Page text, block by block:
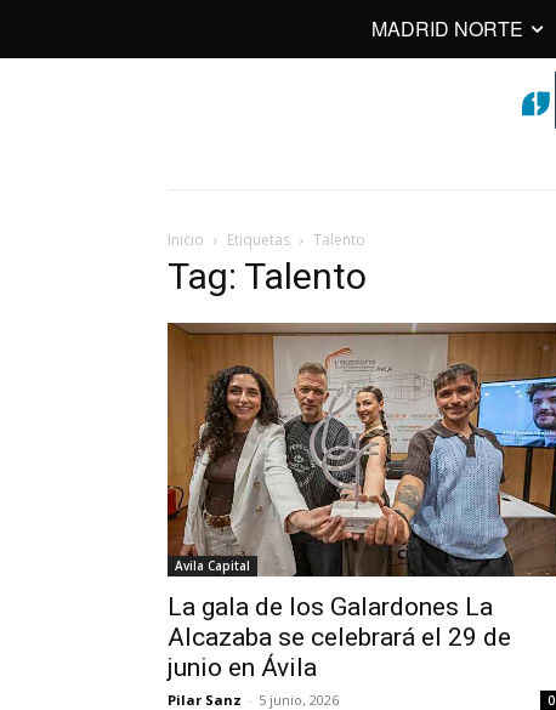
MADRID NORTE
Inicio Etiquetas Talento
Tag: Talento
Avila Capital
La gala de los Galardones La
Alcazaba se celebrará el 29 de
junio en Ávila
Pilar Sanz - 5 junio, 2026 0